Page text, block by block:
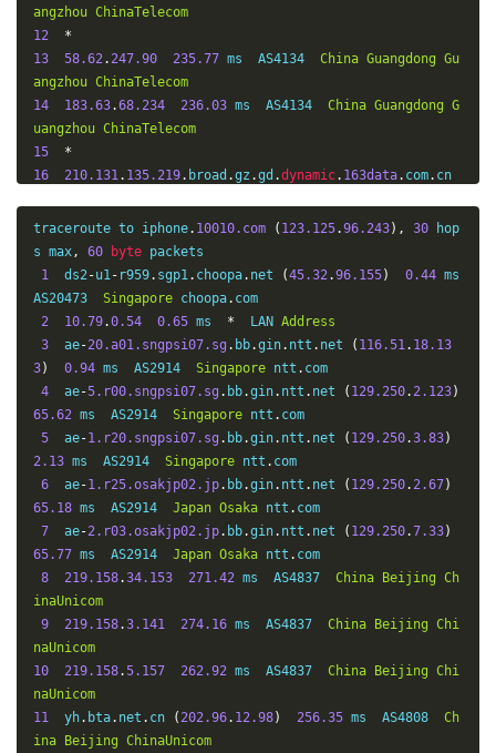
angzhou ChinaTelecom
12
*
13
58.62.247.90 235.77 ms  AS4134 China Guangdong Gu
angzhou ChinaTelecom
14
183.63.68.234 236.03 ms  AS4134 China Guangdong G
uangzhou ChinaTelecom
15
*
16
210.131. 135.219. broad .gz .gd .dynamic. 163data. com.
uangzhou
ChinaTelecom
17
*
18
*
19
61.140. 99.33 206.12 ms  AS4134
angzhou
ChinaTelecom
traceroute to iphone. 10010.com ( 123.125.96.243), 30 hop
s max, 60 byte packets
1
  ds2
-u1- r959. sgp1. choopa. net (45.32.96.155) 0.44 ms
AS20473 Singapore choopa. com
2
10.79.0.54 0.65 ms *
  LAN
Address
3
  ae
-20.a01.sngpsi07.sg. bb.gin. ntt . net ( 116.51. 18.13
3) 0.94 ms  AS2914 Singapore ntt . com
4
  ae
-5.r00.sngpsi07.sg. bb.gin. ntt . net ( 129.250.2.123)
65.62 ms  AS2914 Singapore ntt . com
5
  ae
-1.r20.sngpsi07.sg. bb.gin. ntt . net ( 129.250.3.83)
2.13 ms  AS2914 Singapore ntt . com
6
  ae
-1.r25.osakjp02.jp. bb.gin. ntt . net ( 129.250.2.67)
65.18 ms  AS2914 Japan Osaka ntt . com
7
  ae
-2.r03.osakjp02.jp. bb.gin. ntt . net ( 129.250.7.33)
65.77 ms  AS2914 Japan Osaka ntt . com
8
219.158.34.153 271.42 ms  AS4837 China Beijing Ch
inaUnicom
9
219.158.3.141 274.16 ms  AS4837 China Beijing Chi
naUnicom
10
219.158.5.157 262.92 ms  AS4837 China Beijing Chi
naUnicom
11
  yh
. bta. net . cn (202.96. 12.98) 256.35 ms  AS4808 Ch
ina
Beijing ChinaUnicom